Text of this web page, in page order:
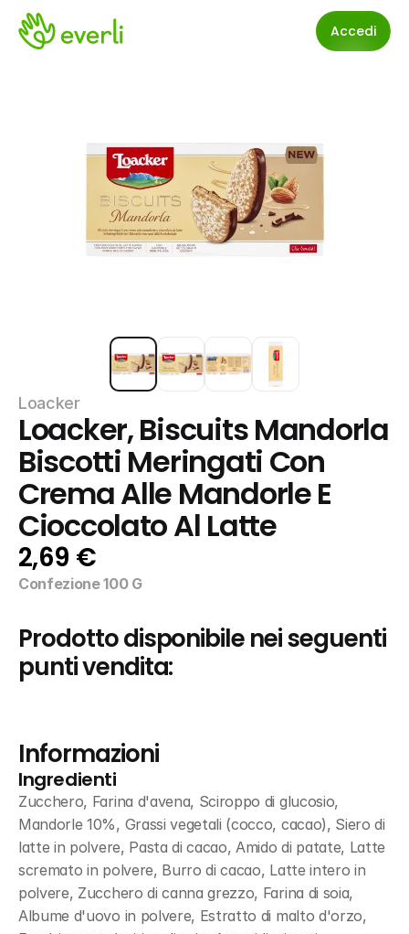
Accedi
Loacker
Loacker, Biscuits Mandorla
Biscotti Meringati Con
Crema Alle Mandorle E
Cioccolato Al Latte
2,69 €
Confezione 100 G
Prodotto disponibile nei seguenti
punti vendita:
Informazioni
Ingredienti
Zucchero, Farina d'avena, Sciroppo di glucosio,
Mandorle 10%, Grassi vegetali (cocco, cacao), Siero di
latte in polvere, Pasta di cacao, Amido di patate, Latte
scremato in polvere, Burro di cacao, Latte intero in
polvere, Zucchero di canna grezzo, Farina di soia,
Albume d'uovo in polvere, Estratto di malto d'orzo,